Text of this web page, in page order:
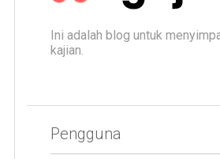
Ini adalah blog untuk
kajian.
Pengguna